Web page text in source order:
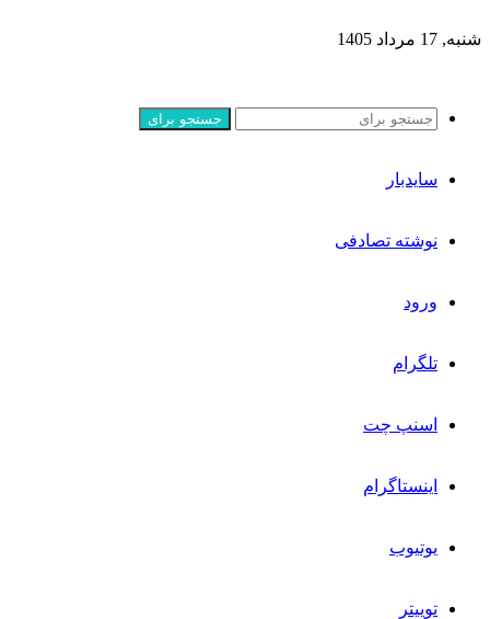
شنبه, 17 مرداد 1405
جستجو برای
سایدبار
نوشته تصادفی
ورود
تلگرام
اسنپ چت
اینستاگرام
یوتیوب
توییتر